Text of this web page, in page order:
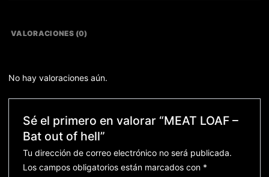
VALORACIONES (0)
No hay valoraciones aún.
Sé el primero en valorar “MEAT LOAF –
Bat out of hell”
Tu dirección de correo electrónico no será publicada.
Los campos obligatorios están marcados con *